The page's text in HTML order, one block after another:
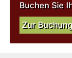
Buchen Sie
Zur